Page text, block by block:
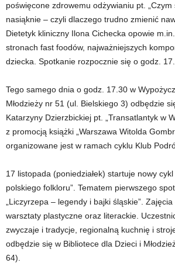
poświęcone zdrowemu odżywianiu pt. „Czym
nasiąknie – czyli dlaczego trudno zmienić
Dietetyk kliniczny Ilona Cichecka opowie
stronach fast foodów, najważniejszych
dziecka. Spotkanie rozpocznie się o godz.
Tego samego dnia o godz. 17.30 w
Młodzieży nr 51 (ul. Bielskiego 3) odbędzie
Katarzyny Dzierzbickiej pt. „Transatlantyk w
z promocją książki „Warszawa Witolda
organizowane jest w ramach cyklu Klub
17 listopada (poniedziałek) startuje nowy
polskiego folkloru”. Tematem pierwszego
„Liczyrzepa – legendy i bajki śląskie”.
warsztaty plastyczne oraz literackie.
zwyczaje i tradycje, regionalną kuchnię i
odbędzie się w Bibliotece dla Dzieci i
64).